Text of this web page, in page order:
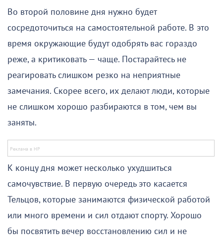
Во второй половине дня нужно будет
сосредоточиться на самостоятельной работе. В это
время окружающие будут одобрять вас гораздо
реже, а критиковать — чаще. Постарайтесь не
реагировать слишком резко на неприятные
замечания. Скорее всего, их делают люди, которые
не слишком хорошо разбираются в том, чем вы
заняты.
К концу дня может несколько ухудшиться
самочувствие. В первую очередь это касается
Тельцов, которые занимаются физической работой
или много времени и сил отдают спорту. Хорошо
бы посвятить вечер восстановлению сил и не